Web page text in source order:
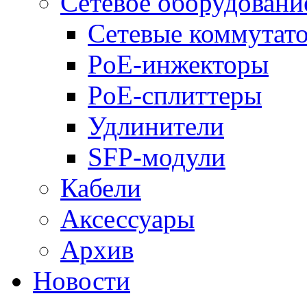
Сетевые
PoE-инжекторы
PoE-сплиттеры
Удлинители
SFP-модули
Кабели
Аксессуары
Архив
Новости